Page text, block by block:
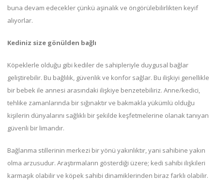
buna devam edecekler çünkü aşinalık ve öngörülebilirlikten keyif
alıyorlar.
Kediniz size gönülden bağlı
Köpeklerle olduğu gibi kediler de sahipleriyle duygusal bağlar
geliştirebilir. Bu bağlılık, güvenlik ve konfor sağlar. Bu ilişkiyi genellikle
bir bebek ile annesi arasındaki ilişkiye benzetebiliriz. Anne/kedici,
tehlike zamanlarında bir sığınaktır ve bakmakla yükümlü olduğu
kişilerin dünyalarını sağlıklı bir şekilde keşfetmelerine olanak tanıyan
güvenli bir limandır.
Bağlanma stillerinin merkezi bir yönü yakınlıktır, yani sahibine yakın
olma arzusudur. Araştırmaların gösterdiği üzere; kedi sahibi ilişkileri
karmaşık olabilir ve köpek sahibi dinamiklerinden biraz farklı olabilir.